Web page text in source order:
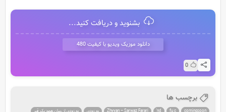
بشنوید و دریافت کنید...
دانلود موزیک ویدیو با کیفیت 480
0
برچسب ها